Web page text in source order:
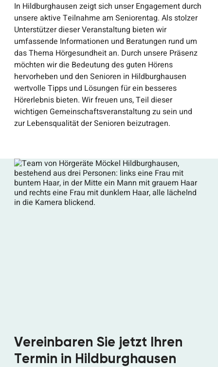
In Hildburghausen zeigt sich unser Engagement durch
unsere aktive Teilnahme am Seniorentag. Als stolzer
Unterstützer dieser Veranstaltung bieten wir
umfassende Informationen und Beratungen rund um
das Thema Hörgesundheit an. Durch unsere Präsenz
möchten wir die Bedeutung des guten Hörens
hervorheben und den Senioren in Hildburghausen
wertvolle Tipps und Lösungen für ein besseres
Hörerlebnis bieten. Wir freuen uns, Teil dieser
wichtigen Gemeinschaftsveranstaltung zu sein und
zur Lebensqualität der Senioren beizutragen.
Vereinbaren Sie jetzt Ihren
Termin in Hildburghausen